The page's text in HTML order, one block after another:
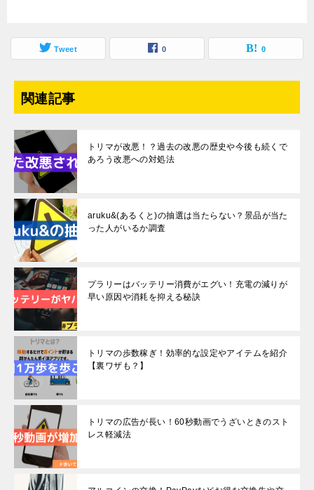
Tweet 0 0
関連記事
トリマが改悪！？過去の改悪の歴史や今後も続くで
あろう改悪への対処法
aruku&(あるくと)の抽選は当たらない？景品が当た
った人がいるか調査
プラリーはバッテリー消費がエグい！充電の減りが
早い原因や消耗を抑える秘訣
トリマの歩数稼ぎ！効率的な設定やアイテムを紹介
【裏ワザも？】
トリマの広告が長い！60秒動画でうざいときのスト
レス軽減法